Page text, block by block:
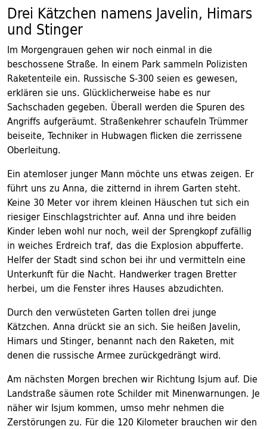
Drei Kätzchen namens Javelin, Himars
und Stinger
Im Morgengrauen gehen wir noch einmal in die
beschossene Straße. In einem Park sammeln Polizisten
Raketenteile ein. Russische S-300 seien es gewesen,
erklären sie uns. Glücklicherweise habe es nur
Sachschaden gegeben. Überall werden die Spuren des
Angriffs aufgeräumt. Straßenkehrer schaufeln Trümmer
beiseite, Techniker in Hubwagen flicken die zerrissene
Oberleitung.
Ein atemloser junger Mann möchte uns etwas zeigen. Er
führt uns zu Anna, die zitternd in ihrem Garten steht.
Keine 30 Meter vor ihrem kleinen Häuschen tut sich ein
riesiger Einschlagstrichter auf. Anna und ihre beiden
Kinder leben wohl nur noch, weil der Sprengkopf zufällig
in weiches Erdreich traf, das die Explosion abpufferte.
Helfer der Stadt sind schon bei ihr und vermitteln eine
Unterkunft für die Nacht. Handwerker tragen Bretter
herbei, um die Fenster ihres Hauses abzudichten.
Durch den verwüsteten Garten tollen drei junge
Kätzchen. Anna drückt sie an sich. Sie heißen Javelin,
Himars und Stinger, benannt nach den Raketen, mit
denen die russische Armee zurückgedrängt wird.
Am nächsten Morgen brechen wir Richtung Isjum auf. Die
Landstraße säumen rote Schilder mit Minenwarnungen. Je
näher wir Isjum kommen, umso mehr nehmen die
Zerstörungen zu. Für die 120 Kilometer brauchen wir den